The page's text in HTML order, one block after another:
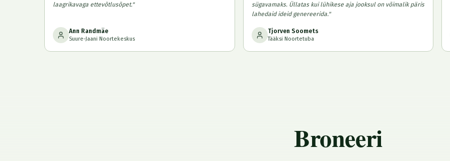
laagrikavaga ettevõtlusõpet."
Ann Randmäe
Suure-Jaani Noortekeskus
sügavamaks. Üllatas kui lühikese aja jooksul on võimalik päris
lahedaid ideid genereerida."
Tjorven Soomets
Tääksi Noortetuba
Broneeri